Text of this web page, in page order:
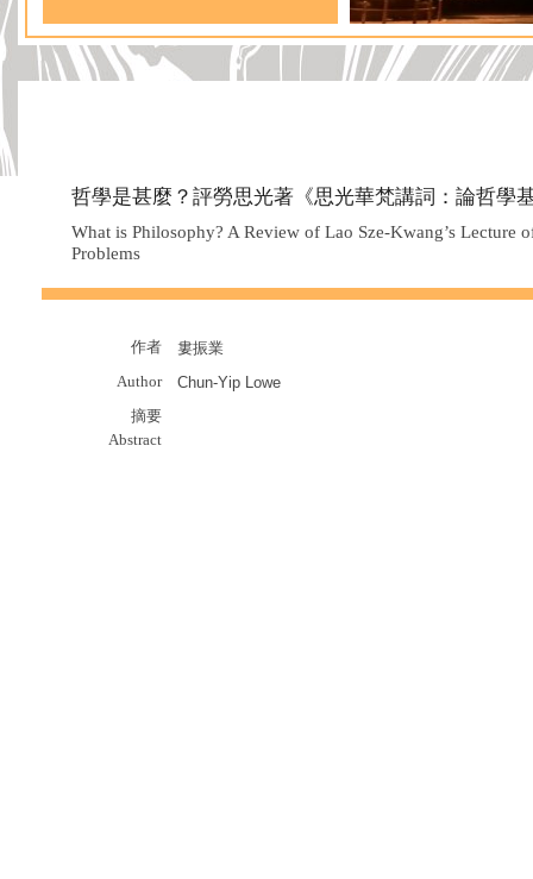
哲學是甚麼？評勞思光著《思光華梵講詞：論哲學
What is Philosophy? A Review of Lao Sze-Kwang’s Lecture
Problems
作者
婁振業
Author
Chun-Yip Lowe
摘要
Abstract